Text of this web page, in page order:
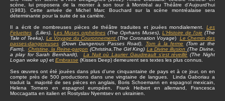
scène, lui proposera de la monter à son tour à Montréal au Théâtre d’Aujourd’hui
(1983). Cette arrivée de Michel Marc Bouchard sur la scène montréalaise sera
déterminante pour la suite de sa carrière.
Il a écrit de nombreuses pièces de théâtre traduites et jouées mondialement. Les
Feluettes (Lilies) Les Muses orphelines (The Oprhans Muses) L'Histoire de l'oie (The
Tale of Teeka)
Le Voyage du Couronnement (The Coronation Voyage) Le Chemin des
passes-dangereuses (Down Dangerous Passes Road) Tom à la ferme
(Tom at the
Farm)
Christine , la Reine-garçon (Christina,The Girl King) La Divine illusion (The Divine,
a play for Sarah Bernhardt),
La Nuit où Laurier Gaudreault s’est réveillé (The Night
Logan woke up) et Embrasse (Kisses Deep) demeurent ses textes les plus connus.
Ses œuvres ont été jouées dans plus d’une cinquantaine de pays et à ce jour, on en
compte près de 500 productions dans une vingtaine de langues. Linda Gaboriau a
traduit la majorité de ses pièces en anglais, Boris Schoemann en espagnol mexicain,
Helena Tornero en espagnol européen, Frank Heibert en allemand, Francesca
Moccagatta en italien et Rostyslav Nyemtsev en ukrainien.